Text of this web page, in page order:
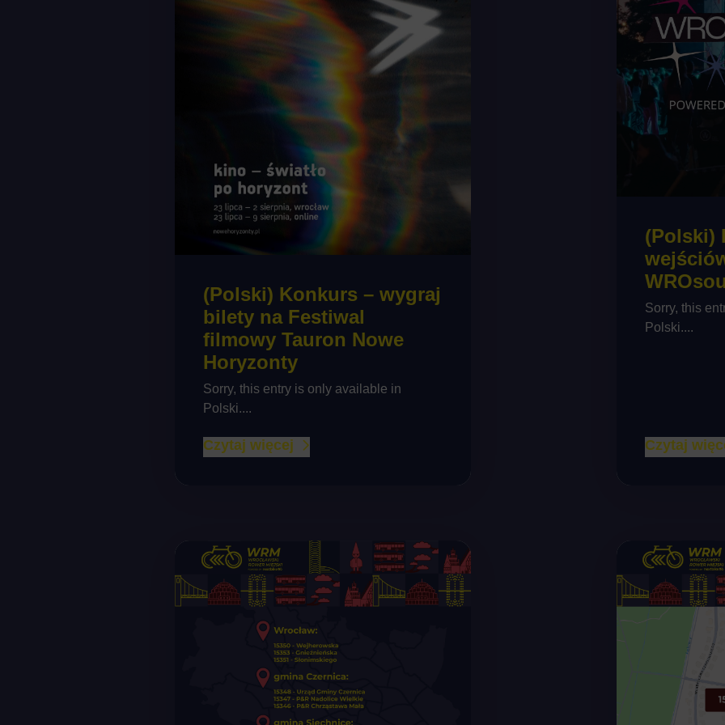
(Polski) Konkurs – wygraj
bilety na Festiwal
filmowy Tauron Nowe
Horyzonty
Sorry, this entry is only available in
Polski....
Czytaj więcej
(Polski)
Sorry, this
Polski....
Czytaj